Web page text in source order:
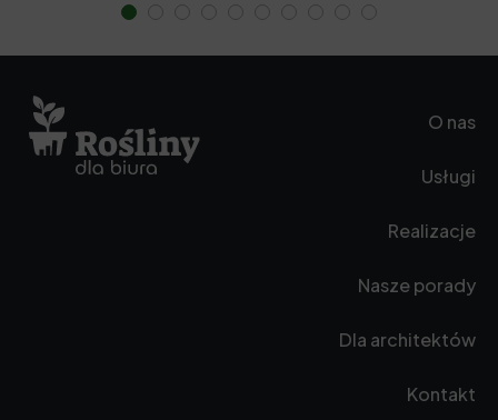
O nas
Usługi
Realizacje
Nasze porady
Dla architektów
Kontakt